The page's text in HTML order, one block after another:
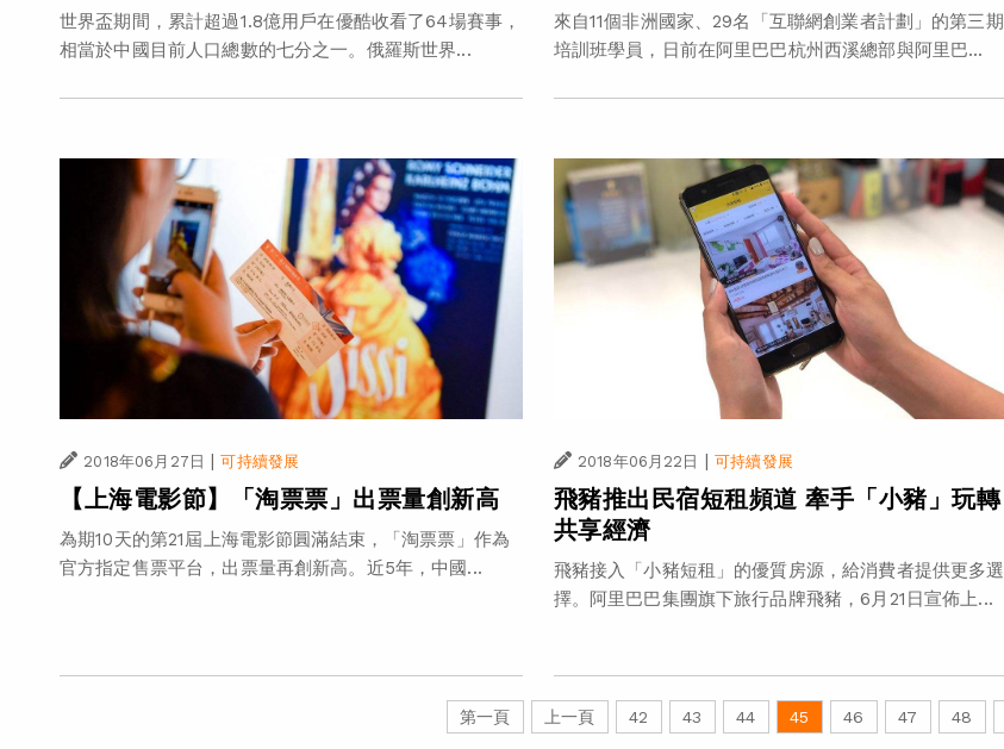
世界盃期間，累計超過1.8億用戶在優酷收看了64場賽事，
相當於中國目前人口總數的七分之一。俄羅斯世界...
來自11個非洲國家、29名「互聯網創業者計劃」的第三期
培訓班學員，日前在阿里巴巴杭州西溪總部與阿里巴...
2018年06月27日 | 可持續發展
【上海電影節】「淘票票」出票量創新高
為期10天的第21屆上海電影節圓滿結束，「淘票票」作為
官方指定售票平台，出票量再創新高。近5年，中國...
2018年06月22日 | 可持續發展
飛豬推出民宿短租頻道 牽手「小豬」玩轉
共享經濟
飛豬接入「小豬短租」的優質房源，給消費者提供更多選
擇。阿里巴巴集團旗下旅行品牌飛豬，6月21日宣佈上...
第一頁 上一頁 42 43 44 45 46 47 48